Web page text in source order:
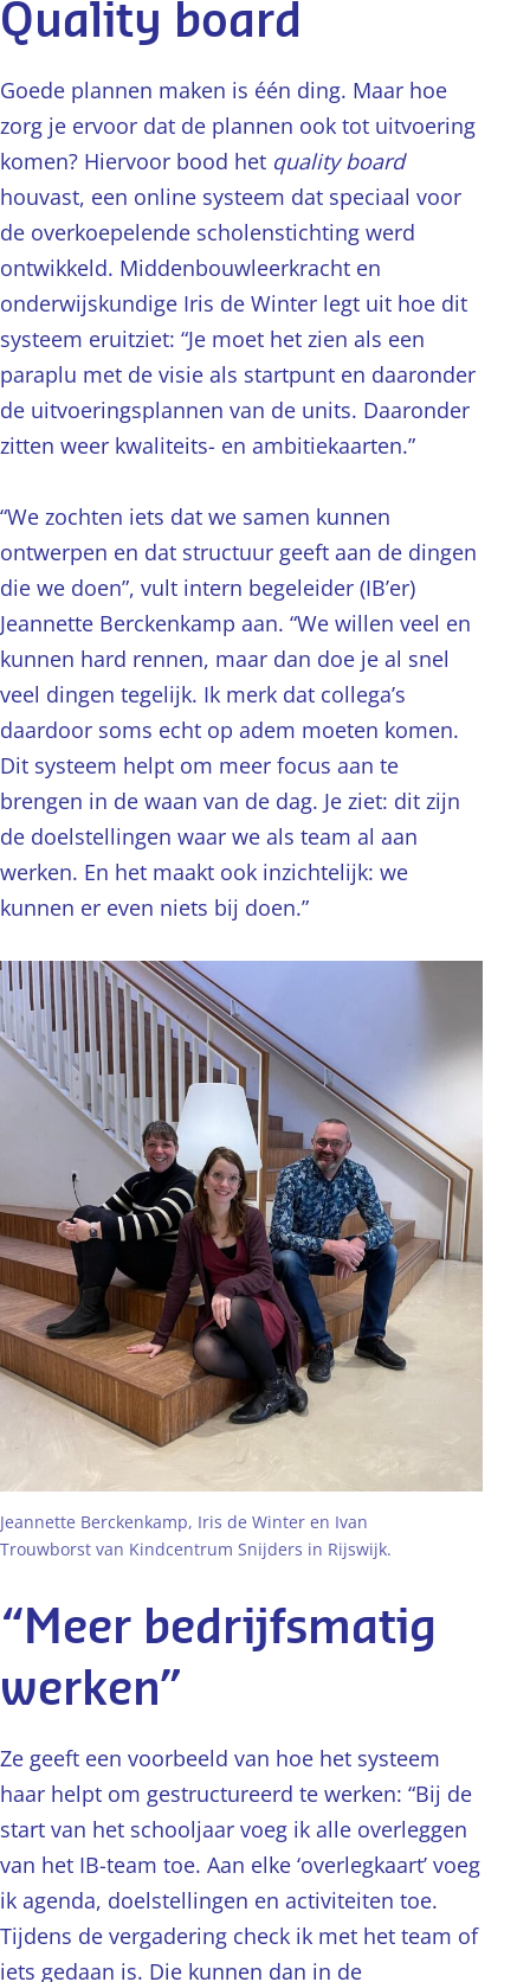
Quality board
Goede plannen maken is één ding. Maar hoe
zorg je ervoor dat de plannen ook tot uitvoering
komen? Hiervoor bood het quality board
houvast, een online systeem dat speciaal voor
de overkoepelende scholenstichting werd
ontwikkeld. Middenbouwleerkracht en
onderwijskundige Iris de Winter legt uit hoe dit
systeem eruitziet: “Je moet het zien als een
paraplu met de visie als startpunt en daaronder
de uitvoeringsplannen van de units. Daaronder
zitten weer kwaliteits- en ambitiekaarten.”
“We zochten iets dat we samen kunnen
ontwerpen en dat structuur geeft aan de dingen
die we doen”, vult intern begeleider (IB’er)
Jeannette Berckenkamp aan. “We willen veel en
kunnen hard rennen, maar dan doe je al snel
veel dingen tegelijk. Ik merk dat collega’s
daardoor soms echt op adem moeten komen.
Dit systeem helpt om meer focus aan te
brengen in de waan van de dag. Je ziet: dit zijn
de doelstellingen waar we als team al aan
werken. En het maakt ook inzichtelijk: we
kunnen er even niets bij doen.”
Jeannette Berckenkamp, Iris de Winter en Ivan
Trouwborst van Kindcentrum Snijders in Rijswijk.
“Meer bedrijfsmatig
werken”
Ze geeft een voorbeeld van hoe het systeem
haar helpt om gestructureerd te werken: “Bij de
start van het schooljaar voeg ik alle overleggen
van het IB-team toe. Aan elke ‘overlegkaart’ voeg
ik agenda, doelstellingen en activiteiten toe.
Tijdens de vergadering check ik met het team of
iets gedaan is. Die kunnen dan in de